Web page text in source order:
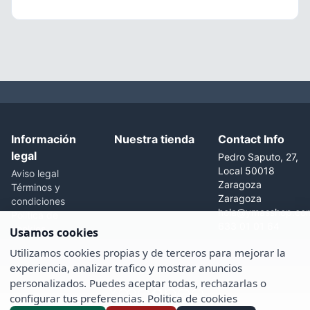
geométricas. Si estás empezando, prioriza superficies
fácil de integrar en el día a día.
Información
legal
Aviso legal
Términos y
condiciones
Política de
cookies
Nuestra tienda Contact Info
Pedro Saputo, 27,
Local 50018
Zaragoza
Zaragoza
Usamos cookies
Utilizamos cookies propias y de terceros para mejorar la
experiencia, analizar trafico y mostrar anuncios
personalizados. Puedes aceptar todas, rechazarlas o
configurar tus preferencias. Politica de cookies